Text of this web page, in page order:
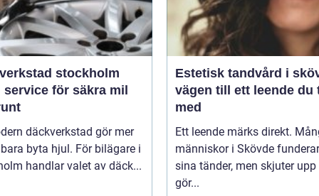
stockholm
för säkra mil
däckverkstad gör mer
byta hjul. För bilägare i
handlar valet av däck...
Estetisk tandvård i
vägen till ett leende du
med
Ett leende märks direkt.
människor i Skövde
sina tänder, men skjuter
gör...